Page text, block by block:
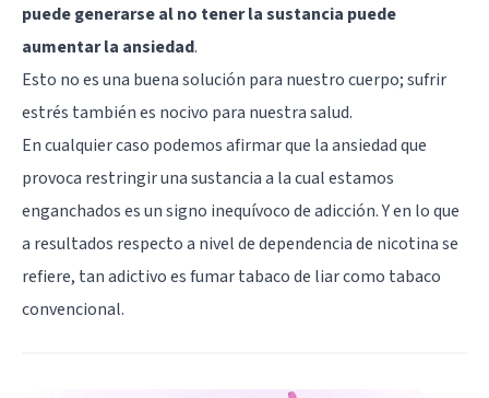
puede generarse al no tener la sustancia puede
aumentar la ansiedad.
Esto no es una buena solución para nuestro cuerpo; sufrir
estrés también es nocivo para nuestra salud.
En cualquier caso podemos afirmar que la ansiedad que
provoca restringir una sustancia a la cual estamos
enganchados es un signo inequívoco de adicción. Y en lo que
a resultados respecto a nivel de dependencia de nicotina se
refiere, tan adictivo es fumar tabaco de liar como tabaco
convencional.